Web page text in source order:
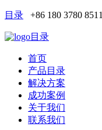
目录 +86 180 3780 8511
目录
首页
产品目录
解决方案
成功案例
关于我们
联系我们